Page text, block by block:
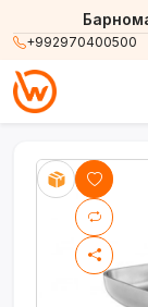
+992970400500